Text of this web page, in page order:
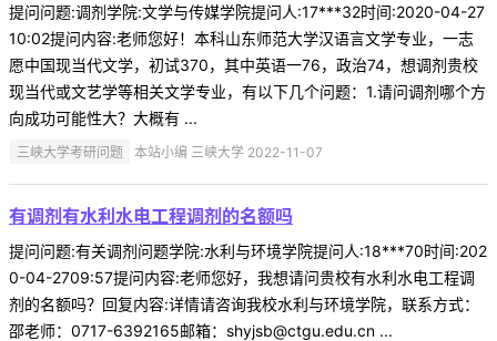
提问问题:调剂学院:文学与传媒学院提问人:17***32时间:2020-04-27
10:02提问内容:老师您好！本科山东师范大学汉语言文学专业，一志
愿中国现当代文学，初试370，其中英语一76，政治74，想调剂贵校
现当代或文艺学等相关文学专业，有以下几个问题：1.请问调剂哪个方
向成功可能性大？大概有 ...
三峡大学考研问题 本站小编 三峡大学 2022-11-07
有调剂有水利水电工程调剂的名额吗
提问问题:有关调剂问题学院:水利与环境学院提问人:18***70时间:202
0-04-2709:57提问内容:老师您好，我想请问贵校有水利水电工程调
剂的名额吗？回复内容:详情请咨询我校水利与环境学院，联系方式：
邵老师：0717-6392165邮箱：shyjsb@ctgu.edu.cn ...